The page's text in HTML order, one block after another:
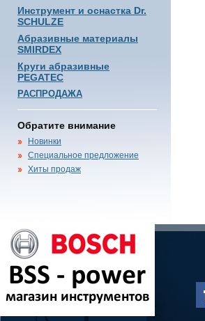
Инструмент и оснастка Dr.
SCHULZE
Абразивные материалы
SMIRDEX
Круги абразивные
PEGATEC
РАСПРОДАЖА
Обратите внимание
Новинки
Специальное предложение
Хиты продаж